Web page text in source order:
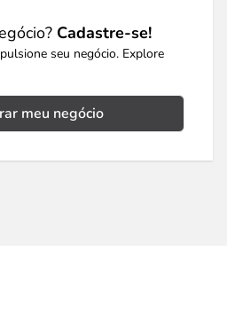
Cadastre-se!
seu negócio. Explore
meu negócio